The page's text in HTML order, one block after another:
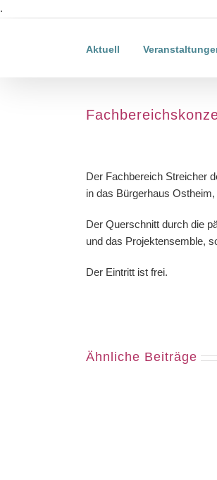
.
Aktuell
grösseres
Bild
Der Fachbereich Streicher
in das Bürgerhaus
Der Querschnitt durch die
und das Projektensemble,
Der Eintritt ist frei.
Ähnliche Beiträge